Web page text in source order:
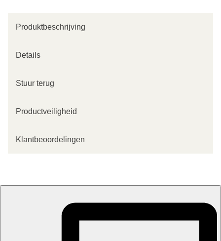
Produktbeschrijving
Details
Stuur terug
Productveiligheid
Klantbeoordelingen